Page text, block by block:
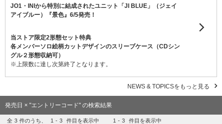
JO1・INIから特別に結成されたユニット「JI BLUE」（ジェイ
アイブルー）『景色』6/5発売！
当ストア限定2形態セット特典
各メンバーソロ絵柄カットデザインのスリーブケース（CDシン
グル２形態収納可）
※上限数に達し次第終了となります。
NEWS & TOPICSをもっと見る
発売日 × "エントリーコード" の検索結果
全 3 件のうち、 1 - 3 件目を表示中 1 - 3 件目を表示中